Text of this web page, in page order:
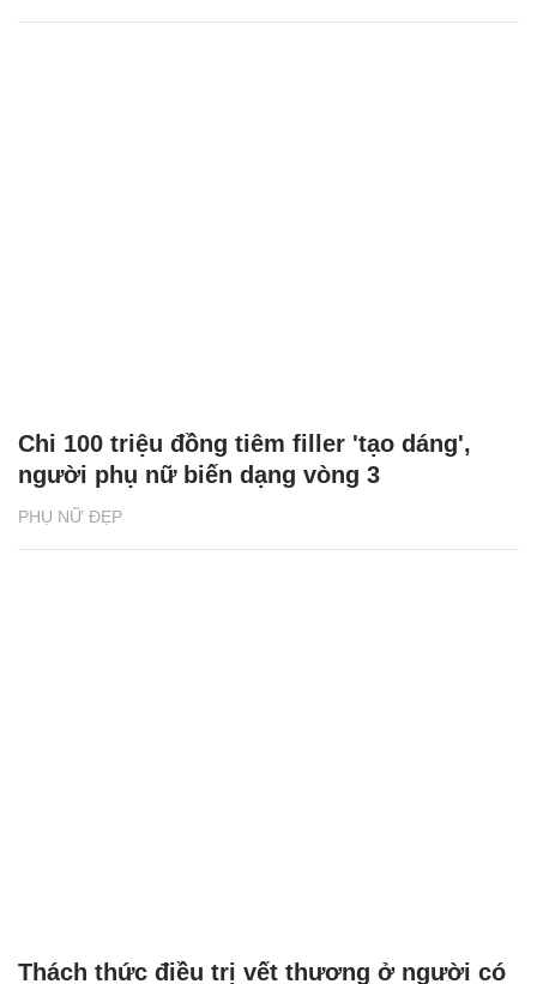
PHỤ NỮ ĐẸP
Chi 100 triệu đồng tiêm filler 'tạo dáng',
người phụ nữ biến dạng vòng 3
Thách thức điều trị vết thương ở người có